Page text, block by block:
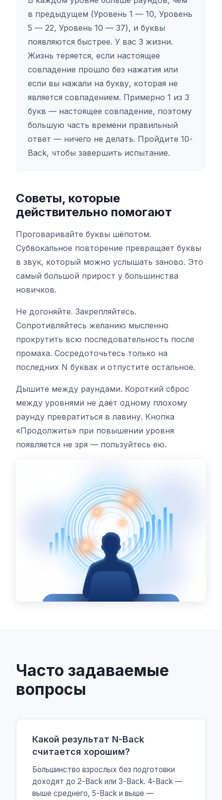
в предыдущем (Уровень 1 — 10, Уровень
5 — 22, Уровень 10 — 37), и буквы
появляются быстрее. У вас 3 жизни.
Жизнь теряется, если настоящее
совпадение прошло без нажатия или
если вы нажали на букву, которая не
является совпадением. Примерно 1 из 3
букв — настоящее совпадение, поэтому
большую часть времени правильный
ответ — ничего не делать. Пройдите 10-
Back, чтобы завершить испытание.
Советы, которые
действительно помогают
Проговаривайте буквы шёпотом.
Субвокальное повторение превращает буквы
в звук, который можно услышать заново. Это
самый большой прирост у большинства
новичков.
Не догоняйте. Закрепляйтесь.
Сопротивляйтесь желанию мысленно
прокрутить всю последовательность после
промаха. Сосредоточьтесь только на
последних N буквах и отпустите остальное.
Дышите между раундами. Короткий сброс
между уровнями не даёт одному плохому
раунду превратиться в лавину. Кнопка
«Продолжить» при повышении уровня
появляется не зря — пользуйтесь ею.
Часто задаваемые
вопросы
Какой результат N-Back
считается хорошим?
Большинство взрослых без подготовки
доходят до 2-Back или 3-Back. 4-Back —
выше среднего, 5-Back и выше —